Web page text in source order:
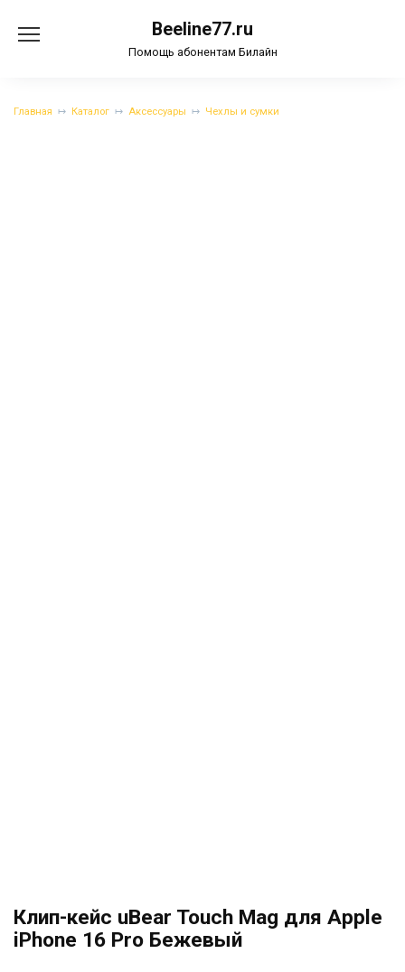
содержанию
Beeline77.ru
Помощь абонентам Билайн
Главная Каталог Аксессуары Чехлы и сумки
Клип-кейс uBear Touch Mag для Apple
iPhone 16 Pro Бежевый